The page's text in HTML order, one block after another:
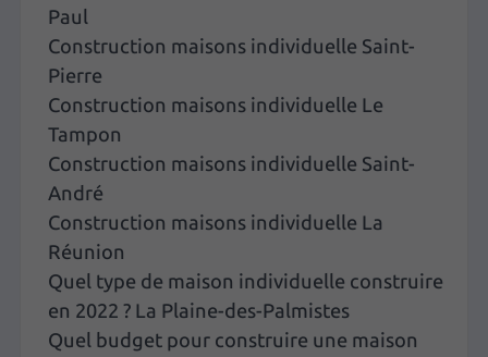
Paul
Construction maisons individuelle Saint-
Pierre
Construction maisons individuelle Le
Tampon
Construction maisons individuelle Saint-
André
Construction maisons individuelle La
Réunion
Quel type de maison individuelle construire
en 2022 ? La Plaine-des-Palmistes
Quel budget pour construire une maison